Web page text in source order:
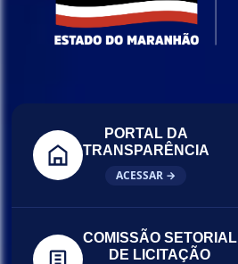
PORTAL DA
TRANSPARÊNCIA
ACESSAR →
COMISSÃO SETORIAL
DE LICITAÇÃO